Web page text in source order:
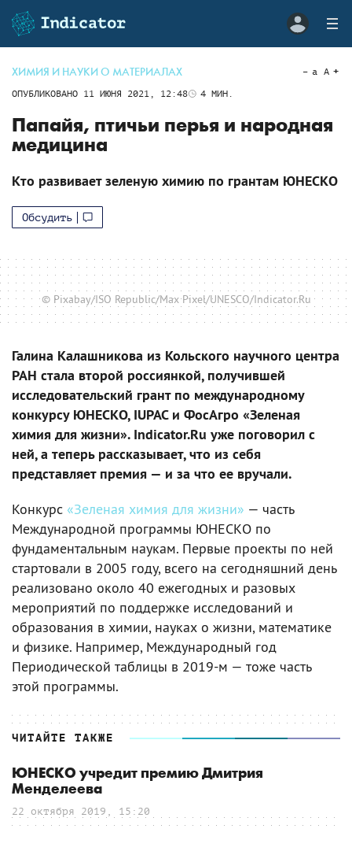
ХИМИЯ И НАУКИ О МАТЕРИАЛАХ
ОПУБЛИКОВАНО 11 ИЮНЯ 2021, 12:48 4 МИН.
a A
Папайя, птичьи перья и народная
медицина
Кто развивает зеленую химию по грантам ЮНЕСКО
Обсудить
© Pixabay/ISO Republic/Max Pixel/UNESCO/Indicator.Ru
Галина Калашникова из Кольского научного центра
РАН стала второй россиянкой, получившей
исследовательский грант по международному
конкурсу ЮНЕСКО, IUPAC и ФосАгро «Зеленая
химия для жизни». Indicator.Ru уже поговорил с
ней, а теперь рассказывает, что из себя
представляет премия — и за что ее вручали.
Конкурс «Зеленая химия для жизни» — часть
Международной программы ЮНЕСКО по
фундаментальным наукам. Первые проекты по ней
стартовали в 2005 году, всего на сегодняшний день
реализовано около 40 ежегодных и разовых
мероприятий по поддержке исследований и
образования в химии, науках о жизни, математике
и физике. Например, Международный год
Периодической таблицы в 2019-м — тоже часть
этой программы.
ЧИТАЙТЕ ТАКЖЕ
ЮНЕСКО учредит премию Дмитрия
Менделеева
22 октября 2019, 15:20